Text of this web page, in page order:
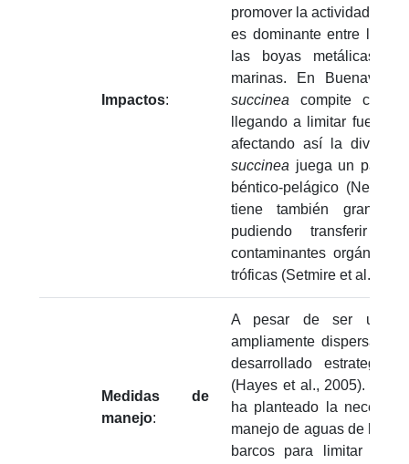
Impactos:
promover la actividad
es dominante entre los
las boyas metálicas
marinas. En
succinea compite con
llegando a limitar
afectando así la
succinea juega un papel
béntico-pelágico
tiene también gran
pudiendo transferir
contaminantes
tróficas (Setmire et al.,
Medidas de
manejo:
A pesar de ser un
ampliamente dispersado
desarrollado
(Hayes et al., 2005).
ha planteado la
manejo de aguas de
barcos para limitar su